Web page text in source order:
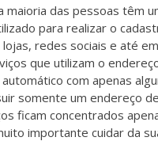
maioria das pessoas têm
para realizar o
lojas, redes sociais e até
que utilizam o
com apenas
somente um endereço
ficam concentrados
importante cuidar da